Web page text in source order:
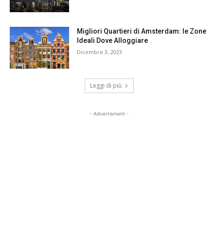
Migliori Quartieri di Amsterdam: le Zone
Ideali Dove Alloggiare
Dicembre 3, 2023
Leggi di più
- Advertisment -